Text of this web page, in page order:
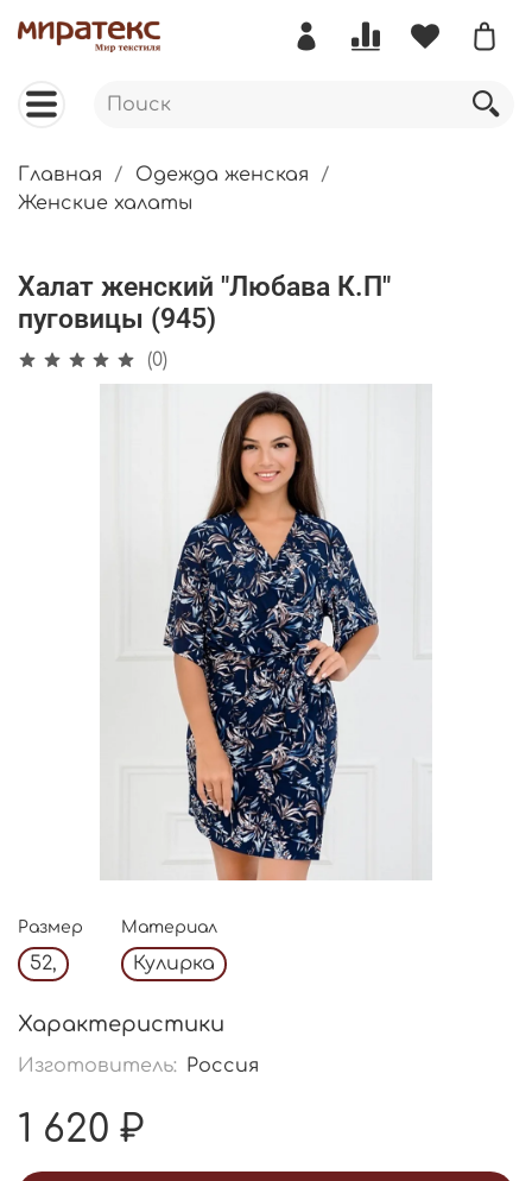
Главная
Одежда женская
Женские халаты
Халат женский "Любава К.П"
пуговицы (945)
(0)
Размер
52,
Материал
Кулирка
Характеристики
Изготовитель: Россия
1 620 ₽